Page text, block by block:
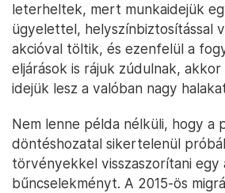
leterheltek, mert munkaidejük
ügyelettel, helyszínbiztosítással
akcióval töltik, és ezenfelül a
eljárások is rájuk zúdulnak,
idejük lesz a valóban nagy
Nem lenne példa nélküli, hogy a
döntéshozatal sikertelenül
törvényekkel visszaszorítani egy
bűncselekményt. A 2015-ös